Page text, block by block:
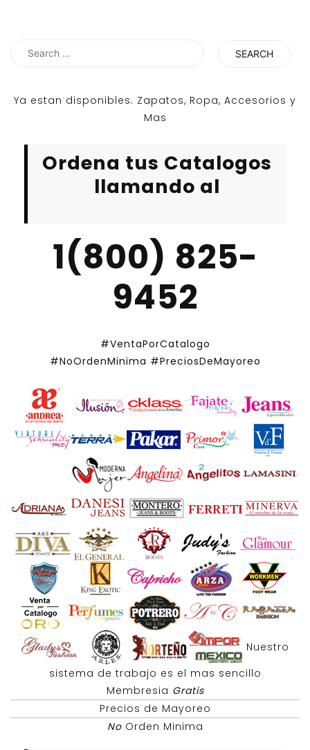
Search
Ya estan disponibles. Zapatos, Ropa, Accesorios y
Mas
Ordena tus Catalogos
llamando al
1(800) 825-
9452
#VentaPorCatalogo
#NoOrdenMinima #PreciosDeMayoreo
Nuestro
sistema de trabajo es el mas sencillo
Membresia Gratis
Precios de Mayoreo
NoOrden Minima